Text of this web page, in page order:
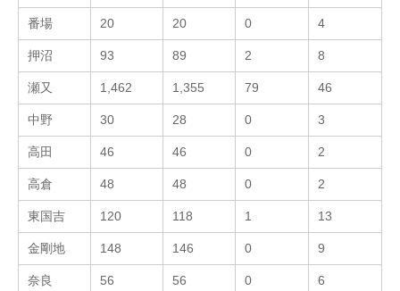
番場 20 20 0 4
押沼 93 89 2 8
瀬又 1,462 1,355 79 46
中野 30 28 0 3
高田 46 46 0 2
高倉 48 48 0 2
東国吉 120 118 1 13
金剛地 148 146 0 9
奈良 56 56 0 6